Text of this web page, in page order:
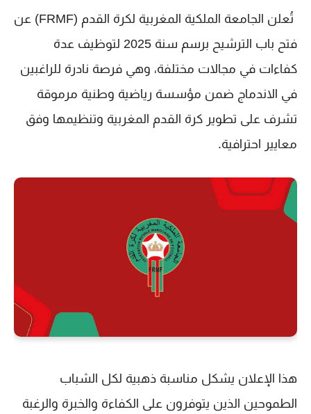
تُعلن الجامعة الملكية المغربية لكرة القدم (FRMF)
عن
فتح باب الترشيح برسم سنة 2025 لتوظيف عدة
كفاءات في مجالات مختلفة، وهي فرصة نادرة للراغبين
في الاندماج ضمن مؤسسة رياضية وطنية مرموقة
تشرف على تطوير كرة القدم المغربية وتنظيمها وفق
معايير احترافية.
هذا الإعلان يشكل مناسبة ذهبية لكل الشباب
الطموحين الذين يتوفرون على الكفاءة والخبرة والرغبة